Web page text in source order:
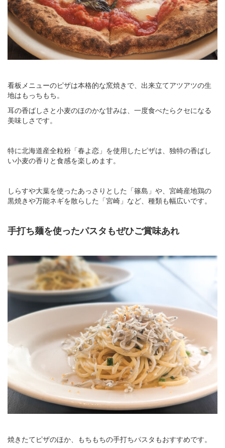
看板メニューのピザは本格的な窯焼きで、出来立てアツアツの生
地はもっちもち。
耳の香ばしさと小麦のほのかな甘みは、一度食べたらクセになる
美味しさです。
特に北海道産全粒粉「春よ恋」を使用したピザは、独特の香ばし
い小麦の香りと食感を楽しめます。
しらすや大葉を使ったあっさりとした「篠島」や、宮崎産地鶏の
黒焼きや万能ネギを散らした「宮崎」など、種類も幅広いです。
手打ち麺を使ったパスタもぜひご賞味あれ
焼きたてピザのほか、もちもちの手打ちパスタもおすすめです。